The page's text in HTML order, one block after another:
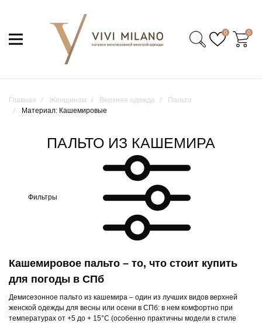
0 0
Главная Женщинам Верхняя одежда
Пальто
Материал: Кашемировые
ПАЛЬТО ИЗ КАШЕМИРА
Фильтры
Кашемировое пальто – то, что стоит купить
для погоды в СПб
Демисезонное пальто из кашемира – один из лучших видов верхней
женской одежды для весны или осени в СПб: в нем комфортно при
температурах от +5 до + 15°С (особенно практичны модели в стиле